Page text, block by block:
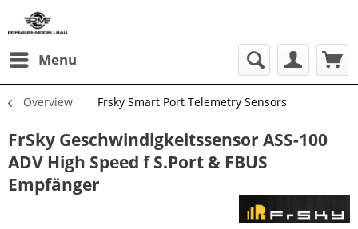
Menu
Overview Frsky Smart Port Telemetry Sensors
FrSky Geschwindigkeitssensor ASS-100
ADV High Speed f S.Port & FBUS
Empfänger